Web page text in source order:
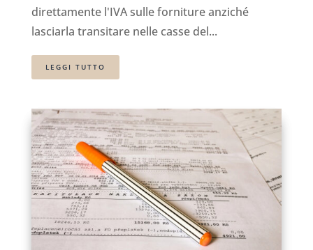
direttamente l'IVA sulle forniture anziché
lasciarla transitare nelle casse del...
LEGGI TUTTO